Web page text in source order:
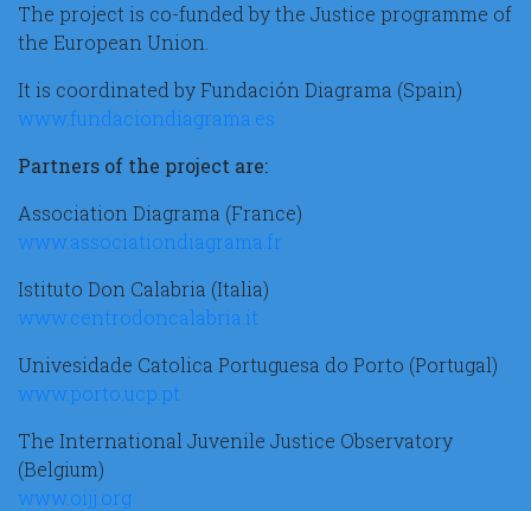
The project is co-funded by the Justice programme of
the European Union.
It is coordinated by Fundación Diagrama (Spain)
www.fundaciondiagrama.es
Partners of the project are:
Association Diagrama (France)
www.associationdiagrama.fr
Istituto Don Calabria (Italia)
www.centrodoncalabria.it
Univesidade Catolica Portuguesa do Porto (Portugal)
www.porto.ucp.pt
The International Juvenile Justice Observatory
(Belgium)
www.oijj.org